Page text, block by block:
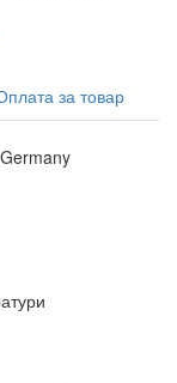
за товар